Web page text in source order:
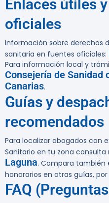
Enlaces útiles
oficiales
Información sobre derechos
sanitaria en fuentes oficiales:
Para información local y
Consejería de Sanidad
Canarias.
Guías y
recomendados
Para localizar abogados con
Sanitario en tu zona consulta
Laguna. Compara también
honorarios en otras guías,
FAQ